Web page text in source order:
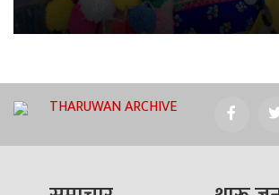
THARUWAN ARCHIVE